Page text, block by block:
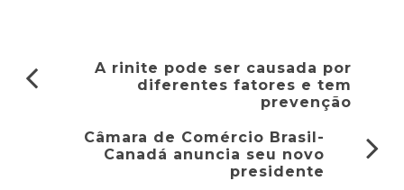
A rinite pode ser causada por
diferentes fatores e tem
prevenção
Câmara de Comércio Brasil-
Canadá anuncia seu novo
presidente